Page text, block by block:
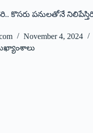
కొసరు పనులతోనే
November 4, 2024